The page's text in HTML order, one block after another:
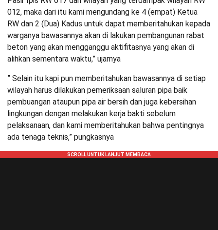
012, maka dari itu kami mengundang ke 4 (empat) Ketua
RW dan 2 (Dua) Kadus untuk dapat memberitahukan kepada
warganya bawasannya akan di lakukan pembangunan rabat
beton yang akan mengganggu aktifitasnya yang akan di
alihkan sementara waktu,” ujarnya
” Selain itu kapi pun memberitahukan bawasannya di setiap
wilayah harus dilakukan pemeriksaan saluran pipa baik
pembuangan ataupun pipa air bersih dan juga kebersihan
lingkungan dengan melakukan kerja bakti sebelum
pelaksanaan, dan kami memberitahukan bahwa pentingnya
ada tenaga teknis,” pungkasnya